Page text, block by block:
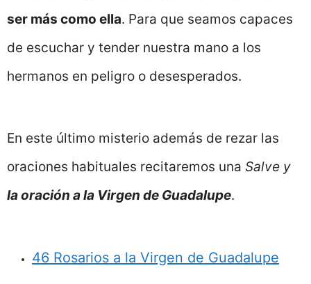
ser más como ella. Para que seamos capaces
de escuchar y tender nuestra mano a los
hermanos en peligro o desesperados.
En este último misterio además de rezar las
oraciones habituales recitaremos una Salve y
la oración a la Virgen de Guadalupe.
46 Rosarios a la Virgen de Guadalupe